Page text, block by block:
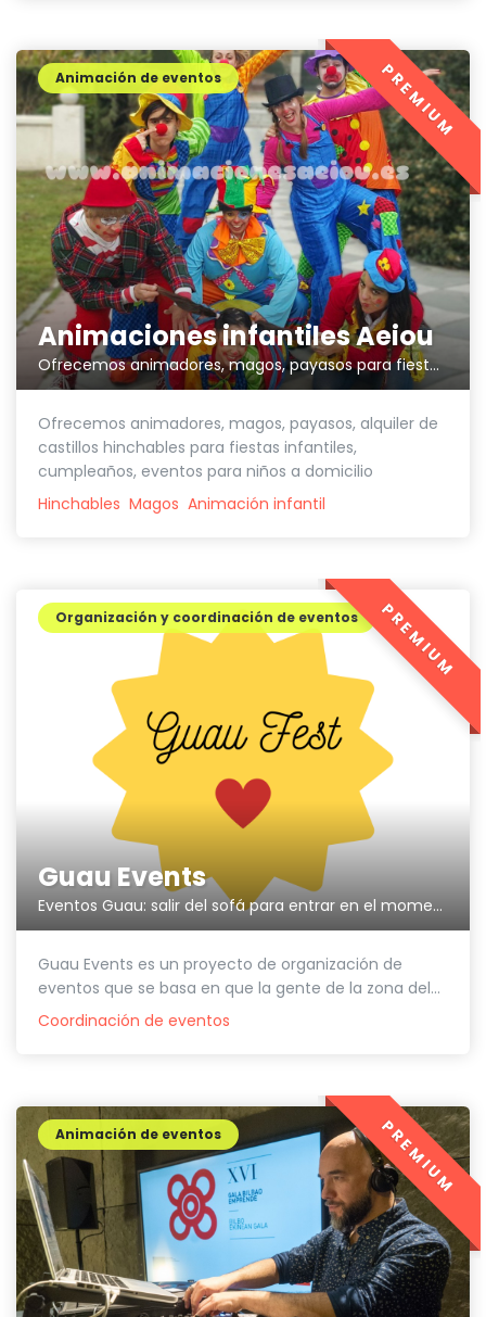
Animaciones infantiles Aeiou
Ofrecemos animadores, magos, payasos para fiestas infantiles
Animación de eventos
Ofrecemos animadores, magos, payasos, alquiler de
castillos hinchables para fiestas infantiles,
cumpleaños, eventos para niños a domicilio
Hinchables Magos Animación infantil
PREMIUM
Guau Events
Eventos Guau: salir del sofá para entrar en el momento
Organización y coordinación de eventos
Guau Events es un proyecto de organización de
eventos que se basa en que la gente de la zona del...
Coordinación de eventos
PREMIUM
Animación de eventos PREMIUM